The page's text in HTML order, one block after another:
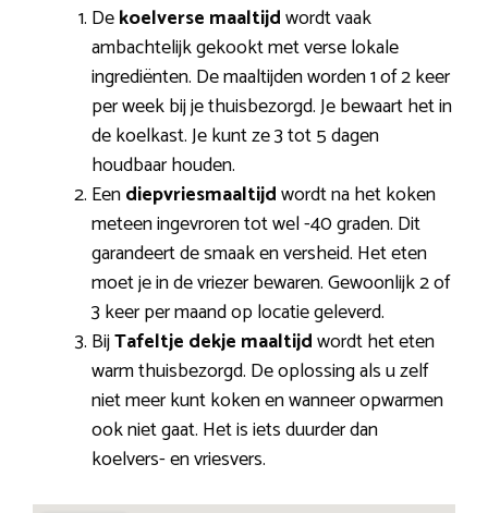
Dekoelverse maaltijdwordt vaak
ambachtelijk gekookt met verse lokale
ingrediënten. De maaltijden worden 1 of 2 keer
per week bij je thuisbezorgd. Je bewaart het in
de koelkast. Je kunt ze 3 tot 5 dagen
houdbaar houden.
Eendiepvriesmaaltijdwordt na het koken
meteen ingevroren tot wel -40 graden. Dit
garandeert de smaak en versheid. Het eten
moet je in de vriezer bewaren. Gewoonlijk 2 of
3 keer per maand op locatie geleverd.
BijTafeltje dekje maaltijdwordt het eten
warm thuisbezorgd. De oplossing als u zelf
niet meer kunt koken en wanneer opwarmen
ook niet gaat. Het is iets duurder dan
koelvers- en vriesvers.